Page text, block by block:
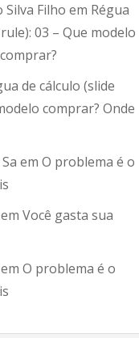
Filho em Régua
03 – Que modelo
de cálculo (slide
comprar? Onde
em O problema é o
em Você gasta sua
em O problema é o